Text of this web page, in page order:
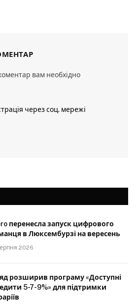
вам необхідно
через соц. мережі
перенесла запуск цифрового
в Люксембурзі на вересень
2026
розширив програму «Доступні
5-7-9%» для підтримки